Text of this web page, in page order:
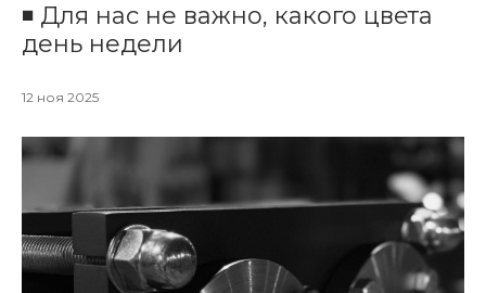
◾️ Для нас не важно, какого цвета
день недели
12 ноя 2025